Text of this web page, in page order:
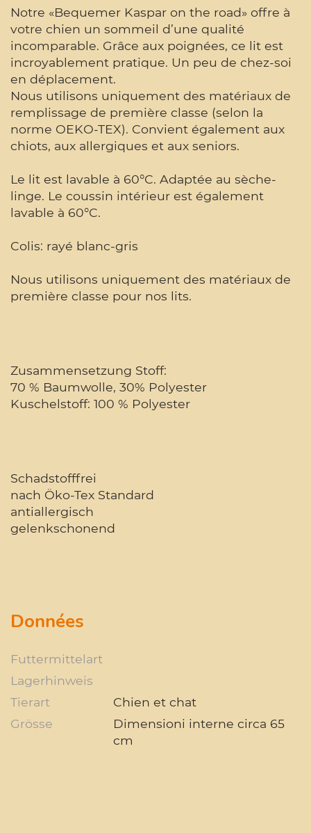
Notre «Bequemer Kaspar on the road» offre à
votre chien un sommeil d’une qualité
incomparable. Grâce aux poignées, ce lit est
incroyablement pratique. Un peu de chez-soi
en déplacement.
Nous utilisons uniquement des matériaux de
remplissage de première classe (selon la
norme OEKO-TEX). Convient également aux
chiots, aux allergiques et aux seniors.
Le lit est lavable à 60°C. Adaptée au sèche-
linge. Le coussin intérieur est également
lavable à 60°C.
Colis: rayé blanc-gris
Nous utilisons uniquement des matériaux de
première classe pour nos lits.
Zusammensetzung Stoff:
70 % Baumwolle, 30% Polyester
Kuschelstoff: 100 % Polyester
Schadstofffrei
nach Öko-Tex Standard
antiallergisch
gelenkschonend
Données
Futtermittelart
Lagerhinweis
Tierart
Chien et chat
Grösse
Dimensioni interne circa 65
cm